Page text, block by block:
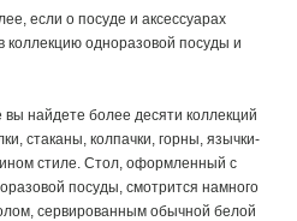
если о посуде и аксессуарах
коллекцию одноразовой посуды и
найдете более десяти коллекций
стаканы, колпачки, горны, язычки-
стиле. Стол, оформленный с
посуды, смотрится намного
сервированным обычной белой